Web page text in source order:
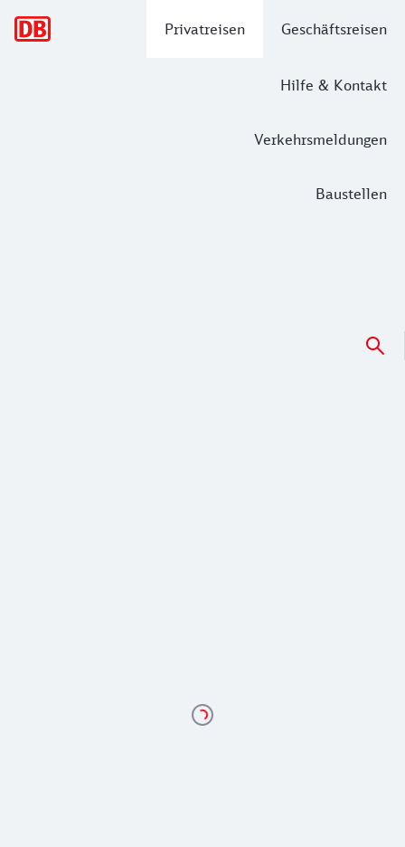
Privatreisen Geschäftsreisen
Hilfe & Kontakt
Verkehrsmeldungen
Baustellen